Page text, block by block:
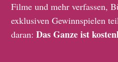
Filme und mehr verfassen,
exklusiven Gewinnspielen
daran:Das Ganze ist